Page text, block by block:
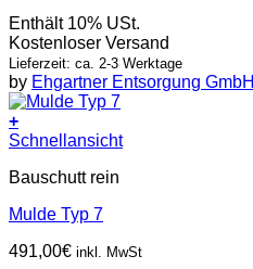
Enthält 10% USt.
Kostenloser Versand
Lieferzeit: ca. 2-3 Werktage
by Ehgartner Entsorgung GmbH
+
Schnellansicht
Bauschutt rein
Mulde Typ 7
491,00€ inkl. MwSt